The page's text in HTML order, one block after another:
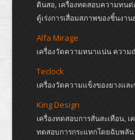
ดินสอ, เครื่องทดสอบความทน
ตู้เร่งการเสื่อมสภาพของชิ้นงา
Alfa Mirage
เครื่องวัดความหนาแน่น ความ
Teclock
เครื่องวัดความแข็งของยางแล
King Design
เครื่องทดสอบการสั่นสะเทือน, เ
ทดสอบการกระแทกโดยฉับพลัน